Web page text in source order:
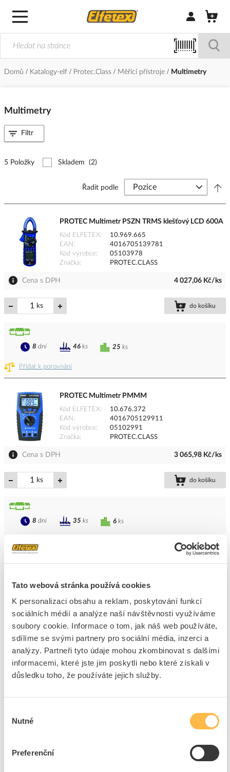
Tato webová stránka používá cookies
K personalizaci obsahu a reklam, poskytování funkcí
sociálních médií a analýze naší návštěvnosti využíváme
soubory cookie. Informace o tom, jak náš web používáte,
sdílíme se svými partnery pro sociální média, inzerci a
analýzy. Partneři tyto údaje mohou zkombinovat s dalšími
informacemi, které jste jim poskytli nebo které získali v
důsledku toho, že používáte jejich služby.
souhlasu
Nutné
Preferenční
Přihlásit/
Domů Katalogy-elf Protec.Class Měřící přístroje Multimetry
Multimetry
5 Položky Skladem (2)
Řadit podle
PROTEC Multimetr PSZN TRMS klešťový LCD 600A
Kód ELFETEX
10.969.665
EAN
4016705139781
Kód výrobce
05103978
Značka
PROTEC.CLASS
Cena s DPH 4 027,06 Kč/ks
ks do košíku
Přidat k porovnání
25 ks
8 dní 46 ks
PROTEC Multimetr PMMM
Kód ELFETEX
10.676.372
EAN
4016705129911
Kód výrobce
05102991
Značka
PROTEC.CLASS
Cena s DPH 3 065,98 Kč/ks
ks do košíku
6 ks
8 dní 35 ks
Kód ELFETEX
10.694.624
Kód výrobce
05102992
Značka
PROTEC.CLASS
Cena s DPH 4 349,64 Kč/ks
ks do košíku
Filtr